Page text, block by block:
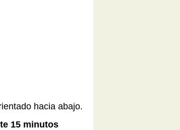
hacia abajo.
15 minutos